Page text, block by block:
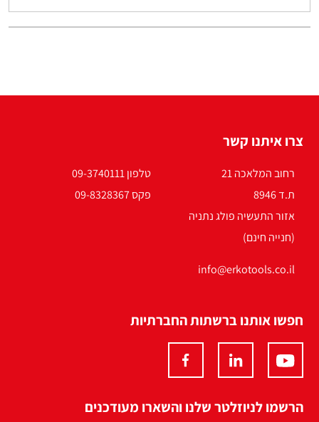
צרו איתנו קשר
רחוב המלאכה 21
ת.ד 8946
אזור התעשיה פולג נתניה
(חנייה חינם)
טלפון 09-3740111
פקס 09-8328367
info@erkotools.co.il
חפשו אותנו ברשתות החברתיות
הרשמו לניוזלטר שלנו והשארו מעודכנים